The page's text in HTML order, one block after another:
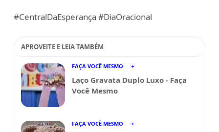
#CentralDaEsperança #DiaOracional
APROVEITE E LEIA TAMBÉM
FAÇA VOCÊ MESMO
Laço Gravata Duplo Luxo - Faça
Você Mesmo
FAÇA VOCÊ MESMO